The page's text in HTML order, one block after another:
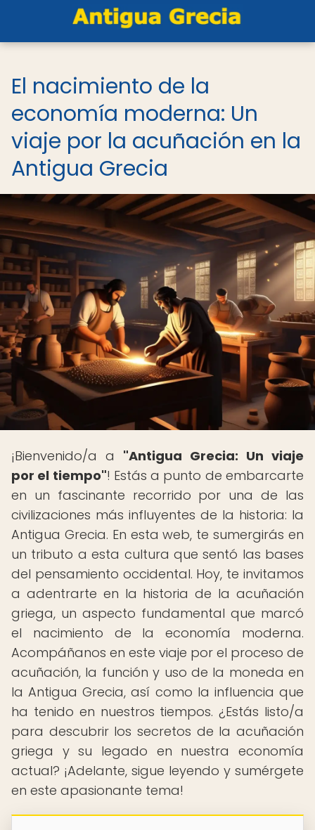
El nacimiento de la
economía moderna: Un
viaje por la acuñación en la
Antigua Grecia
¡Bienvenido/a a "Antigua Grecia: Un viaje
por el tiempo"! Estás a punto de embarcarte
en un fascinante recorrido por una de las
civilizaciones más influyentes de la historia: la
Antigua Grecia. En esta web, te sumergirás en
un tributo a esta cultura que sentó las bases
del pensamiento occidental. Hoy, te invitamos
a adentrarte en la historia de la acuñación
griega, un aspecto fundamental que marcó
el nacimiento de la economía moderna.
Acompáñanos en este viaje por el proceso de
acuñación, la función y uso de la moneda en
la Antigua Grecia, así como la influencia que
ha tenido en nuestros tiempos. ¿Estás listo/a
para descubrir los secretos de la acuñación
griega y su legado en nuestra economía
actual? ¡Adelante, sigue leyendo y sumérgete
en este apasionante tema!